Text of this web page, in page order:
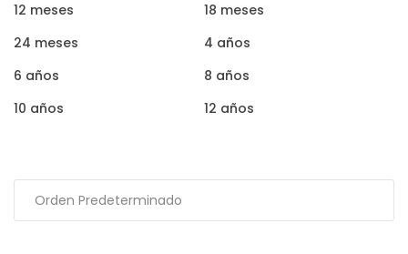
12 meses
18 meses
24 meses
4 años
6 años
8 años
10 años
12 años